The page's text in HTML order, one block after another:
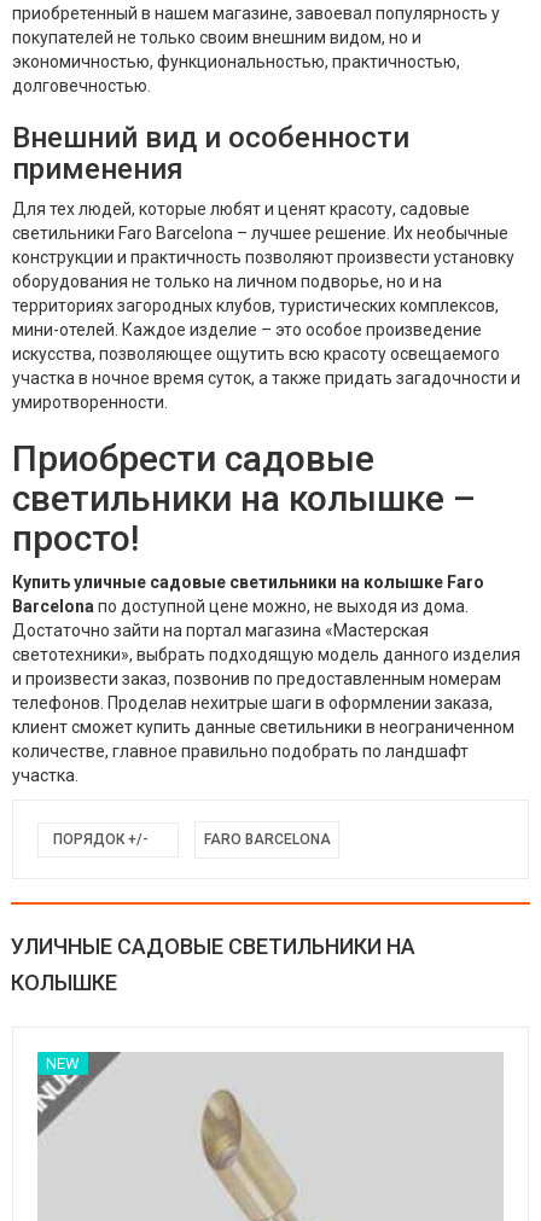
приобретенный в нашем магазине, завоевал популярность у
покупателей не только своим внешним видом, но и
экономичностью, функциональностью, практичностью,
долговечностью.
Внешний вид и особенности
применения
Для тех людей, которые любят и ценят красоту, садовые
светильники Faro Barcelona – лучшее решение. Их необычные
конструкции и практичность позволяют произвести установку
оборудования не только на личном подворье, но и на
территориях загородных клубов, туристических комплексов,
мини-отелей. Каждое изделие – это особое произведение
искусства, позволяющее ощутить всю красоту освещаемого
участка в ночное время суток, а также придать загадочности и
умиротворенности.
Приобрести садовые
светильники на колышке –
просто!
Купить уличные садовые светильники на колышке Faro
Barcelona по доступной цене можно, не выходя из дома.
Достаточно зайти на портал магазина «Мастерская
светотехники», выбрать подходящую модель данного изделия
и произвести заказ, позвонив по предоставленным номерам
телефонов. Проделав нехитрые шаги в оформлении заказа,
клиент сможет купить данные светильники в неограниченном
количестве, главное правильно подобрать по ландшафт
участка.
ПОРЯДОК +/- FARO BARCELONA
УЛИЧНЫЕ САДОВЫЕ СВЕТИЛЬНИКИ НА
КОЛЫШКЕ
NEW